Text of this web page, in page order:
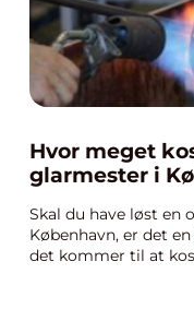
Hvor meget
glarmester i
Skal du have løst en
København, er det
det kommer til at